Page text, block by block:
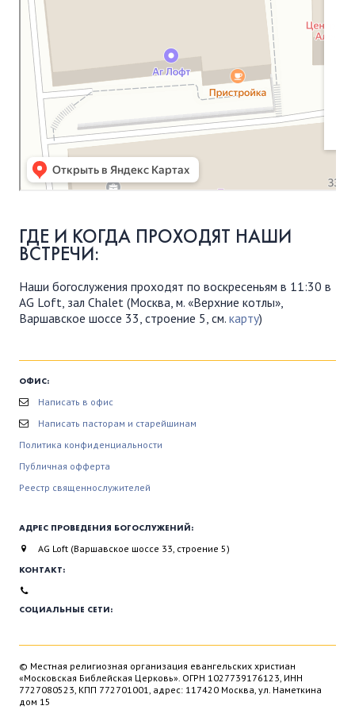
ГДЕ И КОГДА ПРОХОДЯТ НАШИ
ВСТРЕЧИ:
Наши богослужения проходят по воскресеньям в 11:30 в
AG Loft, зал Chalet (Москва, м. «Верхние котлы»,
Варшавское шоссе 33, строение 5, см. карту)
ОФИС:
Написать в офис
Написать пасторам и старейшинам
Политика конфиденциальности
Публичная офферта
Реестр священнослужителей
АДРЕС ПРОВЕДЕНИЯ БОГОСЛУЖЕНИЙ:
AG Loft (Варшавское шоссе 33, строение 5)
КОНТАКТ:
СОЦИАЛЬНЫЕ СЕТИ:
© Местная религиозная организация евангельских христиан
«Московская Библейская Церковь». ОГРН 1027739176123, ИНН
7727080523, КПП 772701001, адрес: 117420 Москва, ул. Наметкина
дом 15